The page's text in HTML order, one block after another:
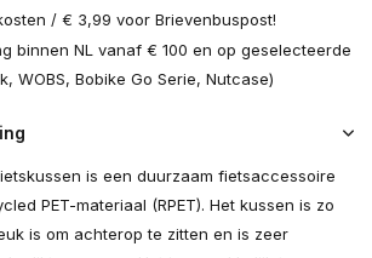
/ € 3,99 voor Brievenbuspost!
binnen NL vanaf € 100 en op geselecteerde
WOBS, Bobike Go Serie, Nutcase)
is een duurzaam fietsaccessoire
PET-materiaal (RPET). Het kussen is zo
is om achterop te zitten en is zeer